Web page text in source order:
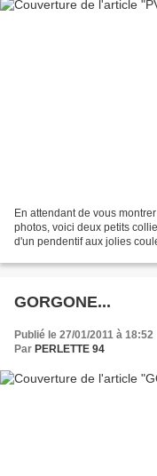
En attendant de vous
photos, voici deux petits
d'un pendentif aux jolies
GORGONE...
Publié le 27/01/2011 à 18:52
Par PERLETTE 94